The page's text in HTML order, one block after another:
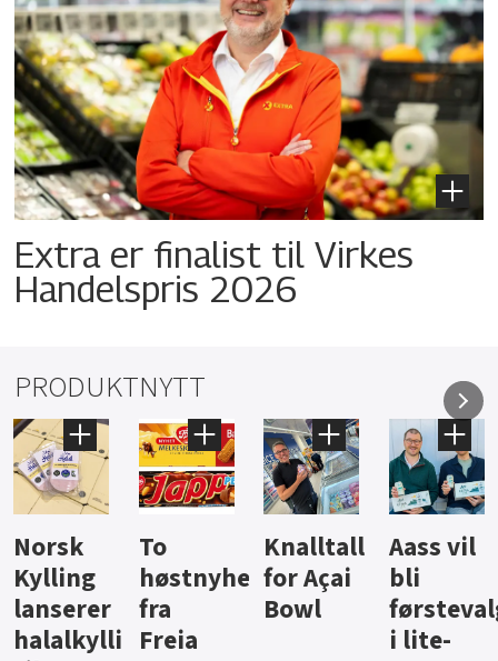
Extra er finalist til Virkes
Handelspris 2026
PRODUKTNYTT
Knalltall
for Açai
Bowl
Aass vil
bli
førstevalg
i lite-
Brus og
jus fra
Berentsen
Hard
iste fra
Hansa